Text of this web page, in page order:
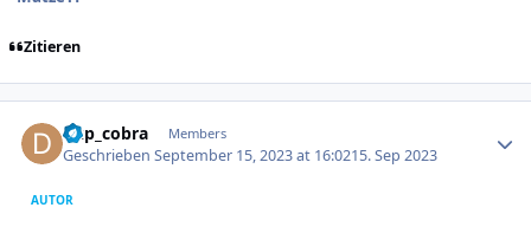
Zitieren
dkp_cobra Members
GeschriebenSeptember 15, 2023 at 16:0215. Sep 2023
AUTOR